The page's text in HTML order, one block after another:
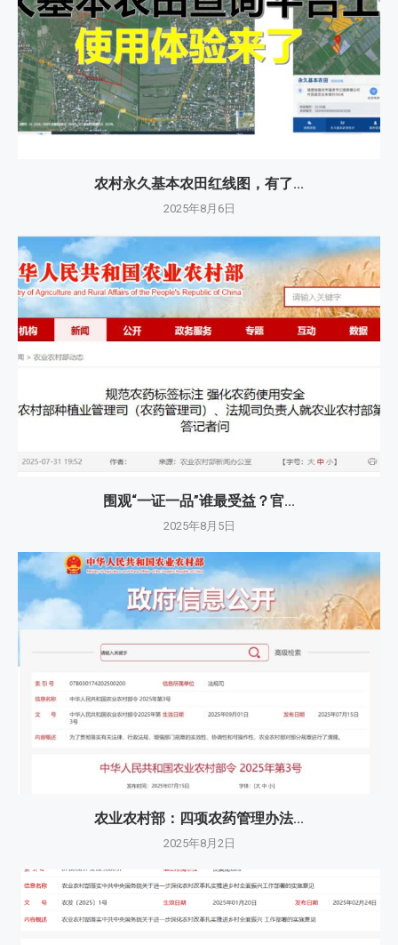
农村永久基本农田红线图，有了...
2025年8月6日
围观“一证一品”谁最受益？官...
2025年8月5日
农业农村部：四项农药管理办法...
2025年8月2日